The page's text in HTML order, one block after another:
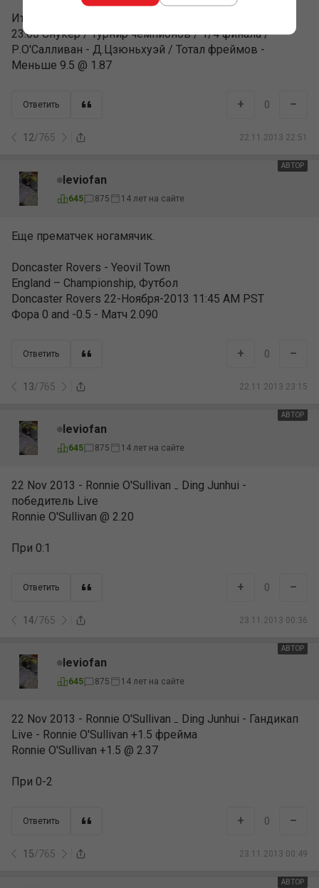
Итоговый коэффициент: 1.87
23:00 Снукер / Турнир чемпионов / 1/4 финала /
Р.О'Салливан - Д.Цзюньхуэй / Тотал фреймов -
Меньше 9.5 @ 1.87
Ответить
12/765 22.11.2013 22:51
+ 0 –
АВТОР
leviofan
645 875 14 лет на сайте
Еще прематчек ногамячик.
Doncaster Rovers - Yeovil Town
England – Championship, Футбол
Doncaster Rovers 22-Ноября-2013 11:45 AM PST
Фора 0 and -0.5 - Матч 2.090
Ответить
13/765 22.11.2013 23:15
+ 0 –
АВТОР
leviofan
645 875 14 лет на сайте
22 Nov 2013 - Ronnie O'Sullivan ₋ Ding Junhui -
победитель Live
Ronnie O'Sullivan @ 2.20
При 0:1
Ответить
14/765 23.11.2013 00:36
+ 0 –
АВТОР
leviofan
645 875 14 лет на сайте
22 Nov 2013 - Ronnie O'Sullivan ₋ Ding Junhui - Гандикап
Live - Ronnie O'Sullivan +1.5 фрейма
Ronnie O'Sullivan +1.5 @ 2.37
При 0-2
Ответить
15/765 23.11.2013 00:49
+ 0 –
АВТОР